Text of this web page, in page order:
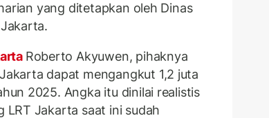
yang ditetapkan oleh Dinas
Roberto Akyuwen, pihaknya
dapat mengangkut 1,2 juta
2025. Angka itu dinilai realistis
LRT Jakarta saat ini sudah